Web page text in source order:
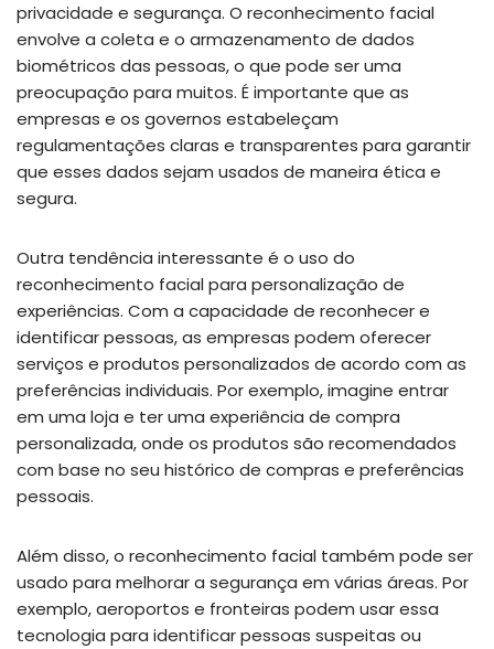
privacidade e segurança. O reconhecimento facial
envolve a coleta e o armazenamento de dados
biométricos das pessoas, o que pode ser uma
preocupação para muitos. É importante que as
empresas e os governos estabeleçam
regulamentações claras e transparentes para garantir
que esses dados sejam usados de maneira ética e
segura.
Outra tendência interessante é o uso do
reconhecimento facial para personalização de
experiências. Com a capacidade de reconhecer e
identificar pessoas, as empresas podem oferecer
serviços e produtos personalizados de acordo com as
preferências individuais. Por exemplo, imagine entrar
em uma loja e ter uma experiência de compra
personalizada, onde os produtos são recomendados
com base no seu histórico de compras e preferências
pessoais.
Além disso, o reconhecimento facial também pode ser
usado para melhorar a segurança em várias áreas. Por
exemplo, aeroportos e fronteiras podem usar essa
tecnologia para identificar pessoas suspeitas ou